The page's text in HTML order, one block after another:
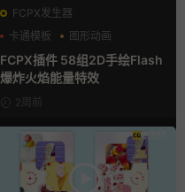
FCPX发生器
卡通模板
图形动画
手绘风
FCPX插件 58组2D手绘Flash
爆炸火焰能量特效
2周前